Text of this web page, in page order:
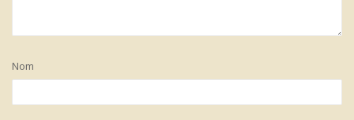
Nom